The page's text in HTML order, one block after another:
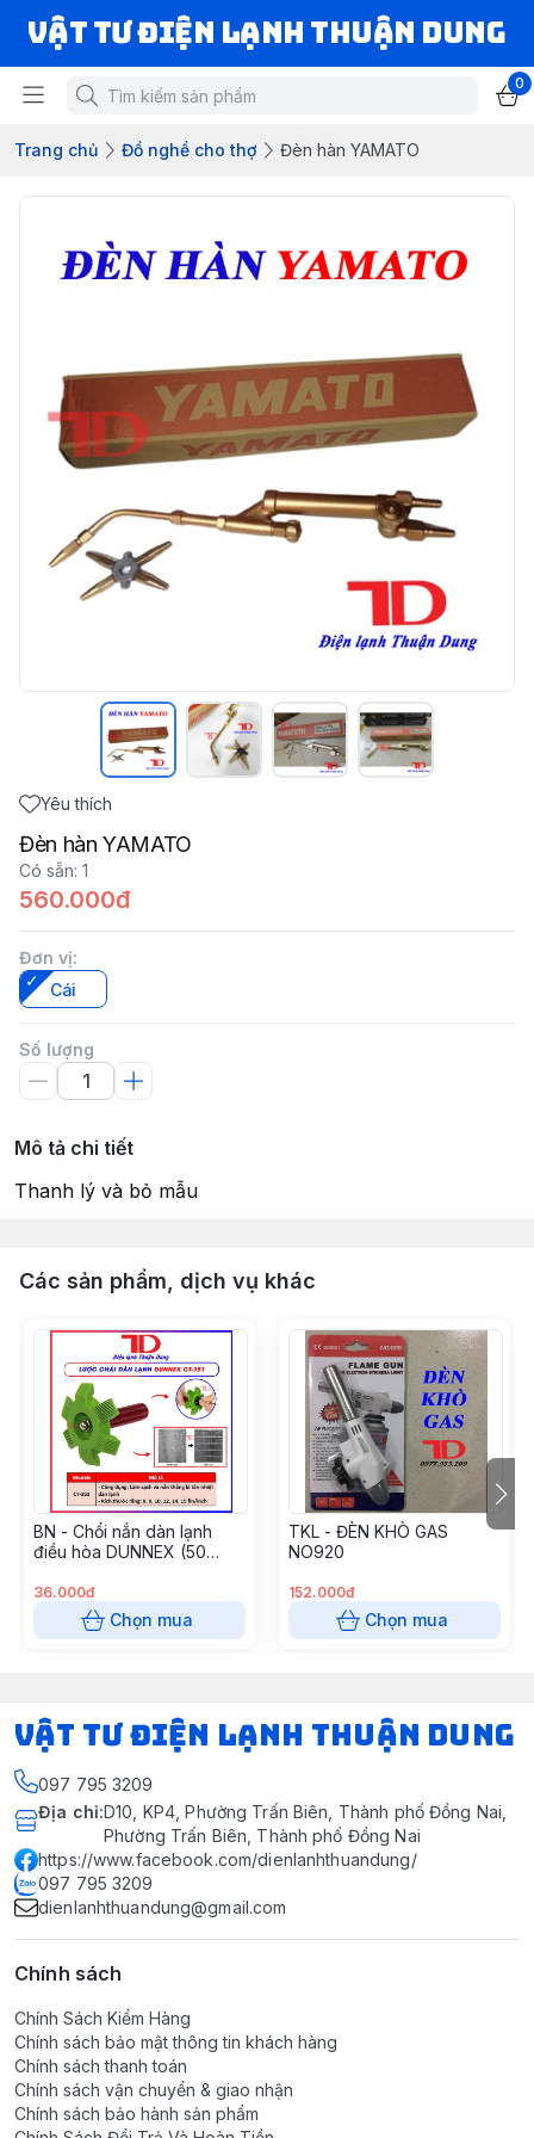
VẬT TƯ ĐIỆN LẠNH THUẬN DUNG
0
Trang chủ Đồ nghề cho thợ Đèn hàn YAMATO
Yêu thích
Đèn hàn YAMATO
Có sẵn: 1
560.000đ
Đơn vị:
Cái
Số lượng
Mô tả chi tiết
Thanh lý và bỏ mẫu
Các sản phẩm, dịch vụ khác
BN - Chổi nắn dàn lạnh
điều hòa DUNNEX (50
bằng nhựa, model CT-351
(thùng 50 cái) (Cái)
36.000đ
Chọn mua
TKL - ĐÈN KHÒ GAS
NO920
152.000đ
Chọn mua
VẬT TƯ ĐIỆN LẠNH THUẬN DUNG
097 795 3209
Địa chỉ:D10, KP4, Phường Trấn Biên, Thành phố Đồng Nai,
Phường Trấn Biên, Thành phố Đồng Nai
https://www.facebook.com/dienlanhthuandung/
097 795 3209
dienlanhthuandung@gmail.com
Chính sách
Chính Sách Kiểm Hàng
Chính sách bảo mật thông tin khách hàng
Chính sách thanh toán
Chính sách vận chuyển & giao nhận
Chính sách bảo hành sản phẩm